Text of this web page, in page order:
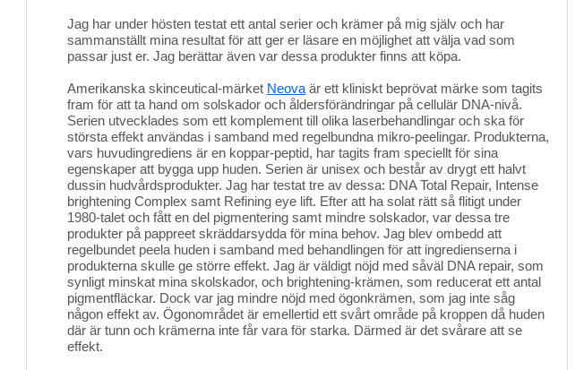
Jag har under hösten testat ett antal serier och krämer på mig själv och har
sammanställt mina resultat för att ger er läsare en möjlighet att välja vad som
passar just er. Jag berättar även var dessa produkter finns att köpa.
Amerikanska skinceutical-märket Neova är ett kliniskt beprövat märke som tagits
fram för att ta hand om solskador och åldersförändringar på cellulär DNA-nivå.
Serien utvecklades som ett komplement till olika laserbehandlingar och ska för
största effekt användas i samband med regelbundna mikro-peelingar. Produkterna,
vars huvudingrediens är en koppar-peptid, har tagits fram speciellt för sina
egenskaper att bygga upp huden. Serien är unisex och består av drygt ett halvt
dussin hudvårdsprodukter. Jag har testat tre av dessa: DNA Total Repair, Intense
brightening Complex samt Refining eye lift. Efter att ha solat rätt så flitigt under
1980-talet och fått en del pigmentering samt mindre solskador, var dessa tre
produkter på pappreet skräddarsydda för mina behov. Jag blev ombedd att
regelbundet peela huden i samband med behandlingen för att ingredienserna i
produkterna skulle ge större effekt. Jag är väldigt nöjd med såväl DNA repair, som
synligt minskat mina skolskador, och brightening-krämen, som reducerat ett antal
pigmentfläckar. Dock var jag mindre nöjd med ögonkrämen, som jag inte såg
någon effekt av. Ögonområdet är emellertid ett svårt område på kroppen då huden
där är tunn och krämerna inte får vara för starka. Därmed är det svårare att se
effekt.